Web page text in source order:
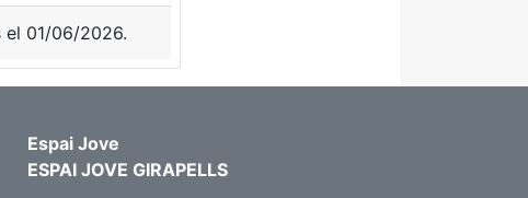
01/06/2026.
Espai Jove
ESPAI JOVE GIRAPELLS